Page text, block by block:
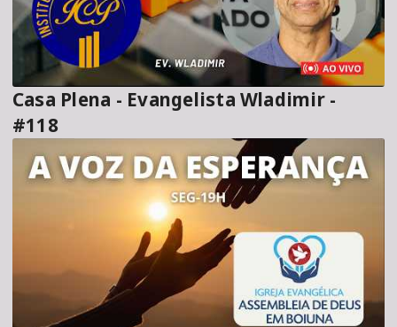
Casa Plena - Evangelista Wladimir -
#118